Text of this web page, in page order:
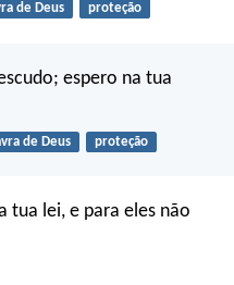
de Deus proteção
espero na tua
de Deus proteção
tua lei, e para eles não